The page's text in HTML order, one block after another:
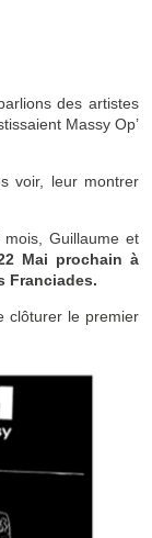
des artistes
Massy Op’
voir, leur montrer
Guillaume et
Mai prochain à
Franciades.
clôturer le premier